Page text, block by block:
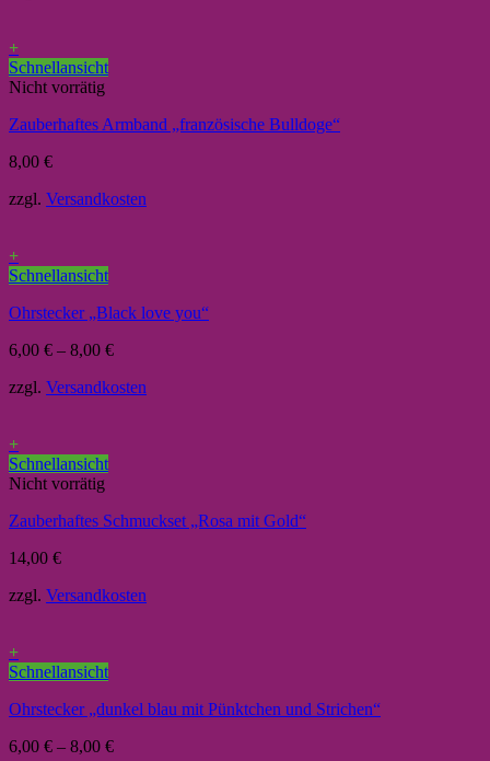
+
Schnellansicht
Nicht vorrätig
Zauberhaftes Armband „französische Bulldoge“
8,00 €
zzgl. Versandkosten
+
Schnellansicht
Ohrstecker „Black love you“
6,00 € – 8,00 €
zzgl. Versandkosten
+
Schnellansicht
Nicht vorrätig
Zauberhaftes Schmuckset „Rosa mit Gold“
14,00 €
zzgl. Versandkosten
+
Schnellansicht
Ohrstecker „dunkel blau mit Pünktchen und Strichen“
6,00 € – 8,00 €